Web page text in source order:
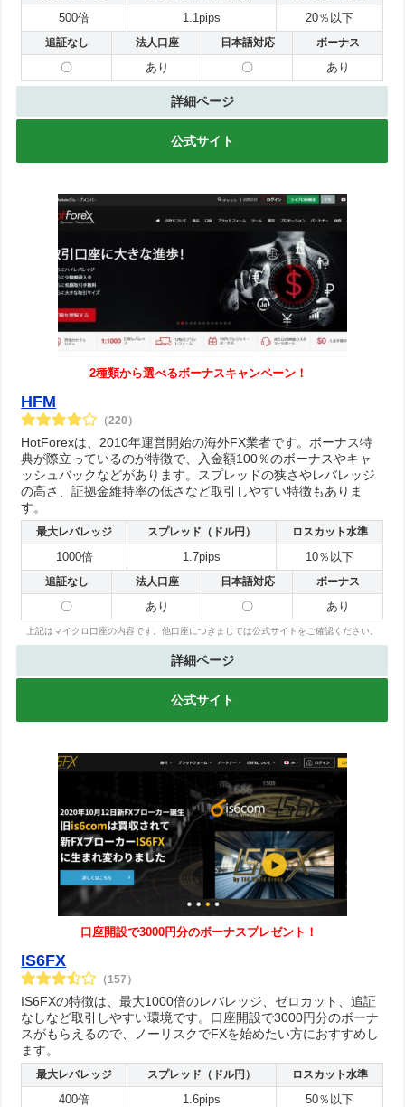
500倍 1.1pips 20％以下
追証なし 法人口座 日本語対応 ボーナス
〇 あり 〇 あり
詳細ページ
公式サイト
2種類から選べるボーナスキャンペーン！
HFM
（220）
HotForexは、2010年運営開始の海外FX業者です。ボーナス特
典が際立っているのが特徴で、入金額100％のボーナスやキャ
ッシュバックなどがあります。スプレッドの狭さやレバレッジ
の高さ、証拠金維持率の低さなど取引しやすい特徴もありま
す。
最大レバレッジ スプレッド（ドル円） ロスカット水準
1000倍 1.7pips 10％以下
追証なし 法人口座 日本語対応 ボーナス
〇 あり 〇 あり
上記はマイクロ口座の内容です。他口座につきましては公式サイトをご確認ください。
詳細ページ
公式サイト
口座開設で3000円分のボーナスプレゼント！
IS6FX
（157）
IS6FXの特徴は、最大1000倍のレバレッジ、ゼロカット、追証
なしなど取引しやすい環境です。口座開設で3000円分のボーナ
スがもらえるので、ノーリスクでFXを始めたい方におすすめし
ます。
最大レバレッジ スプレッド（ドル円） ロスカット水準
400倍 1.6pips 50％以下